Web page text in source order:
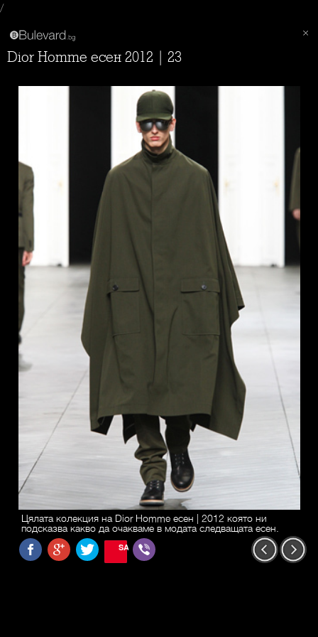
/
Dior Homme есен 2012 | 23
Цялата колекция на Dior Homme есен | 2012 която ни
подсказва какво да очакваме в модата следващата есен.
SAVE